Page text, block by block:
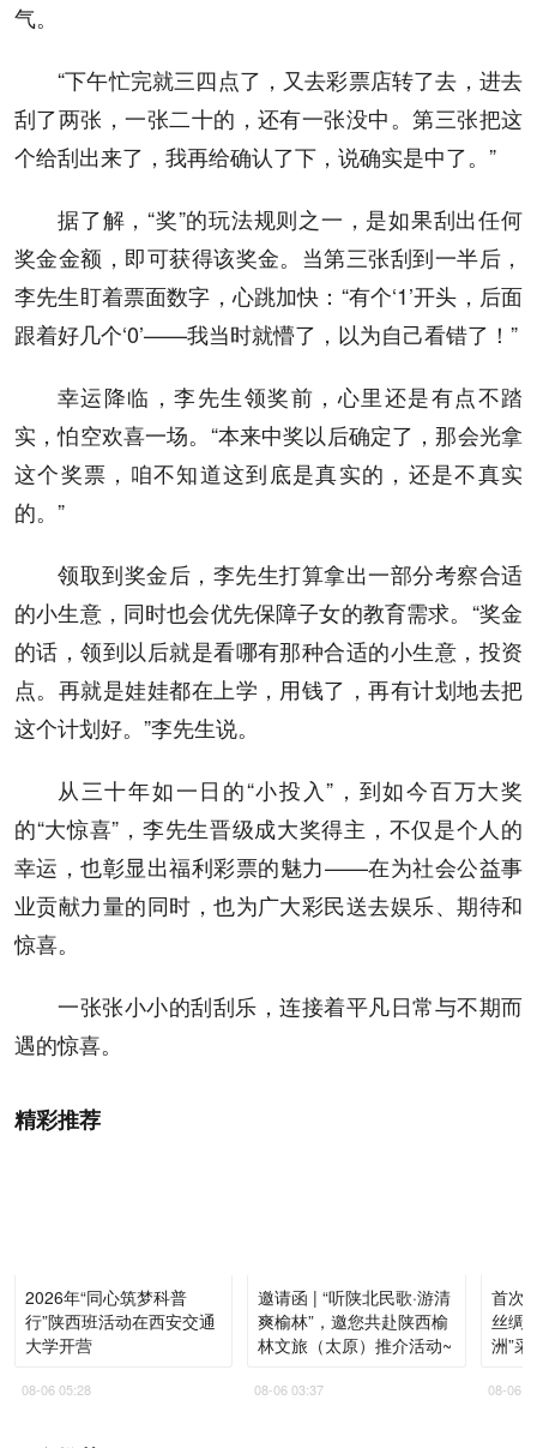
气。
“下午忙完就三四点了，又去彩票店转了去，进去
刮了两张，一张二十的，还有一张没中。第三张把这
个给刮出来了，我再给确认了下，说确实是中了。”
据了解，“奖”的玩法规则之一，是如果刮出任何
奖金金额，即可获得该奖金。当第三张刮到一半后，
李先生盯着票面数字，心跳加快：“有个‘1’开头，后面
跟着好几个‘0’——我当时就懵了，以为自己看错了！”
幸运降临，李先生领奖前，心里还是有点不踏
实，怕空欢喜一场。“本来中奖以后确定了，那会光拿
这个奖票，咱不知道这到底是真实的，还是不真实
的。”
领取到奖金后，李先生打算拿出一部分考察合适
的小生意，同时也会优先保障子女的教育需求。“奖金
的话，领到以后就是看哪有那种合适的小生意，投资
点。再就是娃娃都在上学，用钱了，再有计划地去把
这个计划好。”李先生说。
从三十年如一日的“小投入”，到如今百万大奖
的“大惊喜”，李先生晋级成大奖得主，不仅是个人的
幸运，也彰显出福利彩票的魅力——在为社会公益事
业贡献力量的同时，也为广大彩民送去娱乐、期待和
惊喜。
一张张小小的刮刮乐，连接着平凡日常与不期而
遇的惊喜。
精彩推荐
2026年“同心筑梦科普
行”陕西班活动在西安交通
大学开营
08-06 05:28
邀请函 | “听陕北民歌·游清
爽榆林”，邀您共赴陕西榆
林文旅（太原）推介活动~
08-06 03:37
首次
丝绸
洲”
08-06